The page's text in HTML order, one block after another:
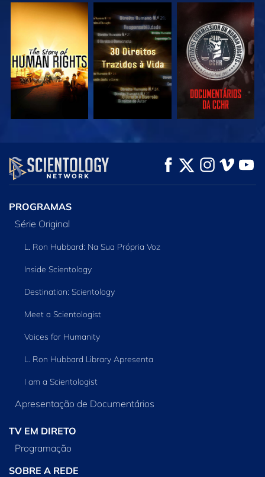
VEJA VEJA VEJA
VEJA EXPLORE A SÉRIE
PROGRAMAS
Série Original
L. Ron Hubbard: Na Sua Própria Voz
Inside Scientology
Destination: Scientology
Meet a Scientologist
Voices for Humanity
L. Ron Hubbard Library Apresenta
I am a Scientologist
Apresentação de Documentários
TV EM DIRETO
Programação
SOBRE A REDE